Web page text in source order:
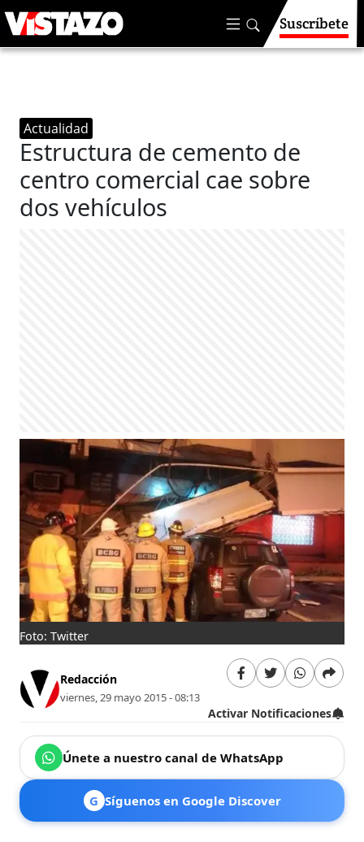
Suscríbete
Actualidad
Estructura de cemento de
centro comercial cae sobre
dos vehículos
Foto: Twitter
Redacción
viernes, 29 mayo 2015 - 08:13
Activar Notificaciones
Únete a nuestro canal de WhatsApp
G Síguenos en Google Discover